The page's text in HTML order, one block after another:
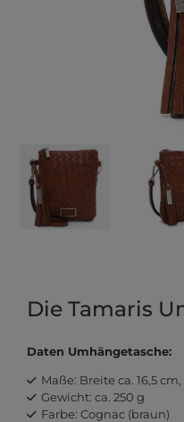
Die Tamaris
Daten Umhängetasche:
Maße: Breite ca. 16,5
Gewicht: ca. 250 g
Farbe: Cognac (braun)